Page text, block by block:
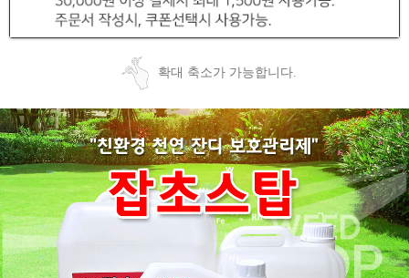
확대 축소가 가능합니다.